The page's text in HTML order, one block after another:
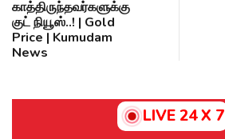
காத்திருந்தவர்களுக்கு
குட் நியூஸ்..! | Gold
Price | Kumudam
News
LIVE 24 X 7